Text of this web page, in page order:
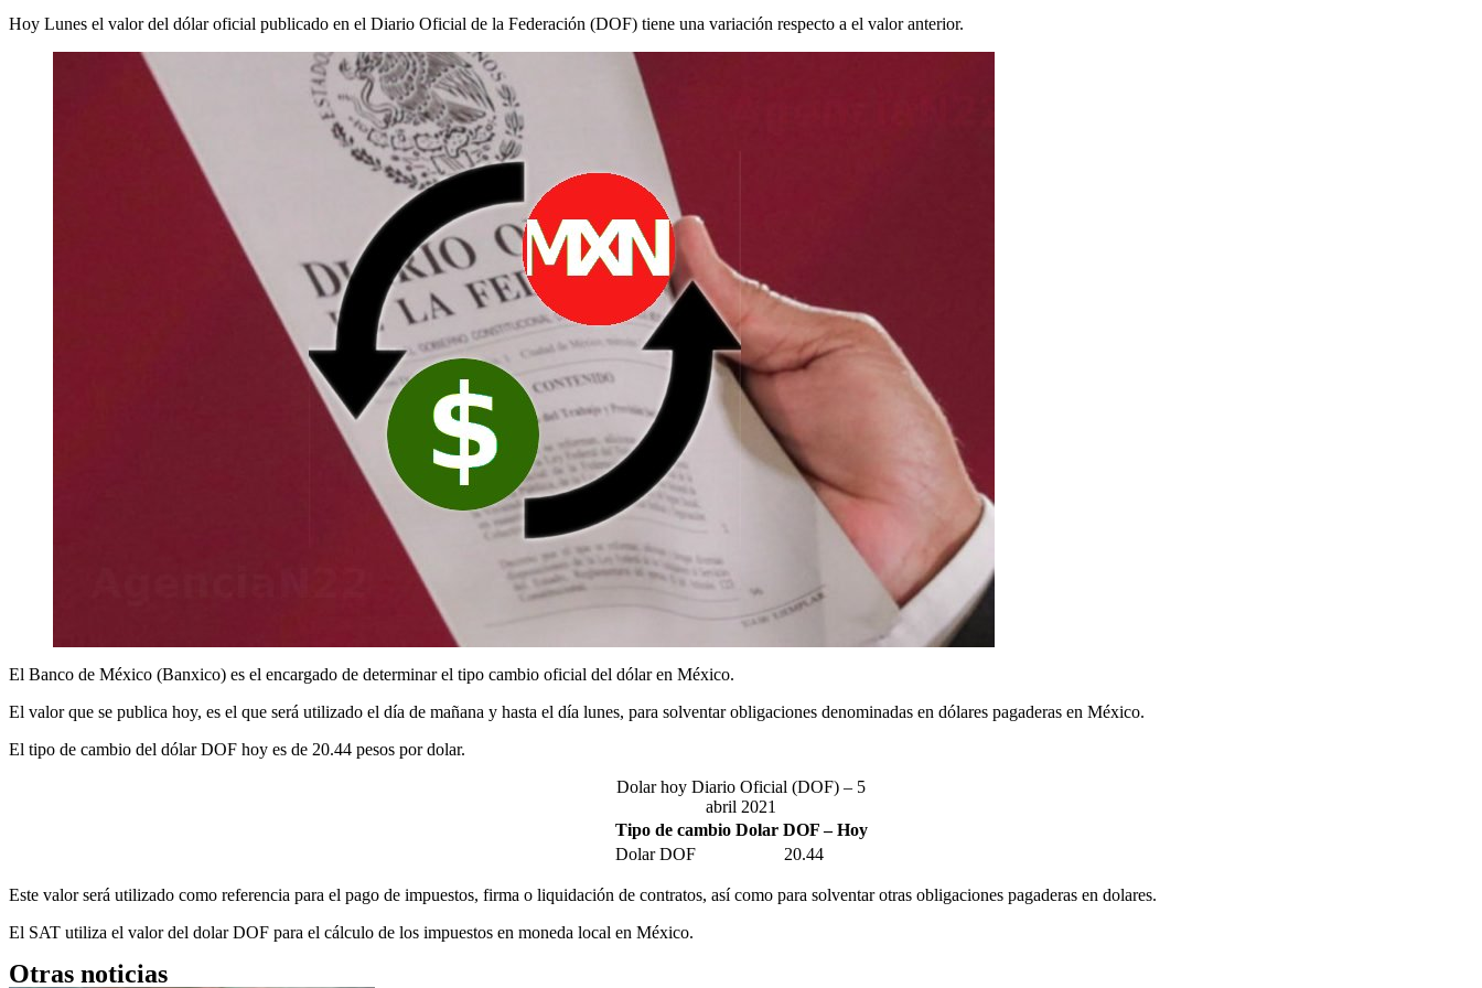
Hoy Lunes el valor del dólar oficial publicado en el Diario Oficial de la Federación (DOF) tiene una variación respecto a el valor anterior.
El Banco de México (Banxico) es el encargado de determinar el tipo cambio oficial del dólar en México.
El valor que se publica hoy, es el que será utilizado el día de mañana y hasta el día lunes, para solventar obligaciones denominadas en dólares pagaderas en México.
El tipo de cambio del dólar DOF hoy es de 20.44 pesos por dolar.
Dolar hoy Diario Oficial (DOF) – 5
abril 2021
Tipo de cambio Dolar DOF – Hoy
Dolar DOF
20.44
Este valor será utilizado como referencia para el pago de impuestos, firma o liquidación de contratos, así como para solventar otras obligaciones pagaderas en dolares.
El SAT utiliza el valor del dolar DOF para el cálculo de los impuestos en moneda local en México.
Otras noticias